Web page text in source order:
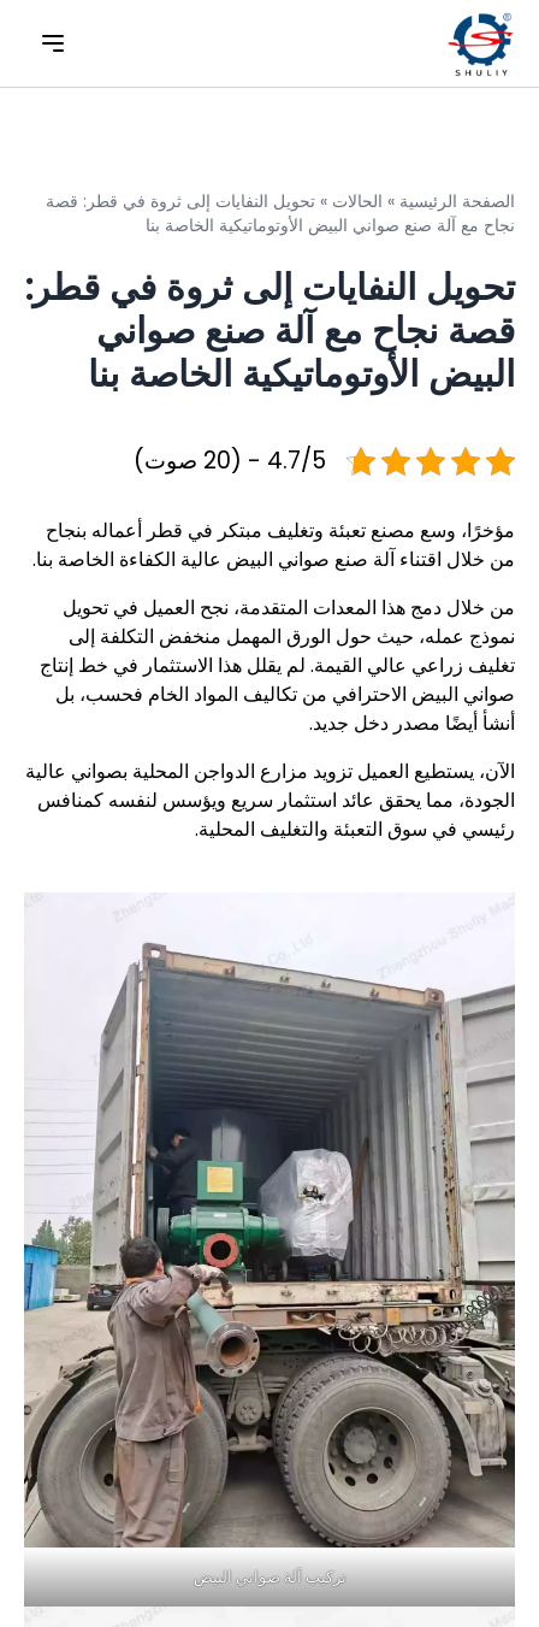
الصفحة الرئيسية » الحالات » تحويل النفايات إلى ثروة في قطر: قصة
نجاح مع آلة صنع صواني البيض الأوتوماتيكية الخاصة بنا
تحويل النفايات إلى ثروة في قطر:
قصة نجاح مع آلة صنع صواني
البيض الأوتوماتيكية الخاصة بنا
4.7/5 - (20 صوت)
مؤخرًا، وسع مصنع تعبئة وتغليف مبتكر في قطر أعماله بنجاح
من خلال اقتناء آلة صنع صواني البيض عالية الكفاءة الخاصة بنا.
من خلال دمج هذا المعدات المتقدمة، نجح العميل في تحويل
نموذج عمله، حيث حول الورق المهمل منخفض التكلفة إلى
تغليف زراعي عالي القيمة. لم يقلل هذا الاستثمار في خط إنتاج
صواني البيض الاحترافي من تكاليف المواد الخام فحسب، بل
أنشأ أيضًا مصدر دخل جديد.
الآن، يستطيع العميل تزويد مزارع الدواجن المحلية بصواني عالية
الجودة، مما يحقق عائد استثمار سريع ويؤسس لنفسه كمنافس
رئيسي في سوق التعبئة والتغليف المحلية.
تركيب آلة صواني البيض